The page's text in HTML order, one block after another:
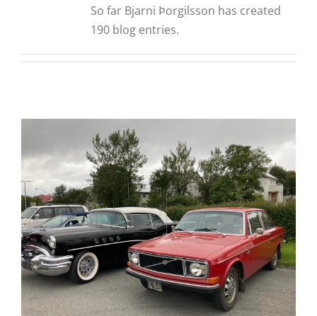
So far Bjarni Þorgilsson has created
190 blog entries.